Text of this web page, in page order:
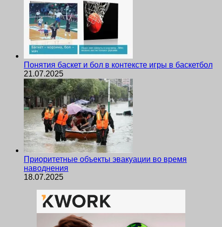
Понятия баскет и бол в контексте игры в баскетбол
21.07.2025
Приоритетные объекты эвакуации во время
наводнения
18.07.2025